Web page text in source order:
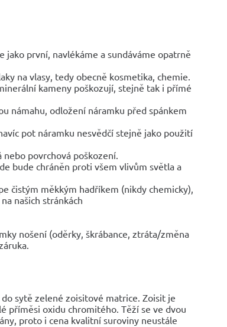
jako první, navlékáme a sundáváme opatrně
na vlasy, tedy obecně kosmetika, chemie.
kameny poškozují, stejně tak i přímé
námahu, odložení náramku před spánkem
pot náramku nesvědčí stejně jako použití
povrchová poškození.
bude chráněn proti všem vlivům světla a
čistým měkkým hadříkem (nikdy chemicky),
našich stránkách
nošení (oděrky, škrábance, ztráta/změna
sytě zelené zoisitové matrice. Zoisit je
příměsi oxidu chromitého. Těží se ve dvou
proto i cena kvalitní suroviny neustále